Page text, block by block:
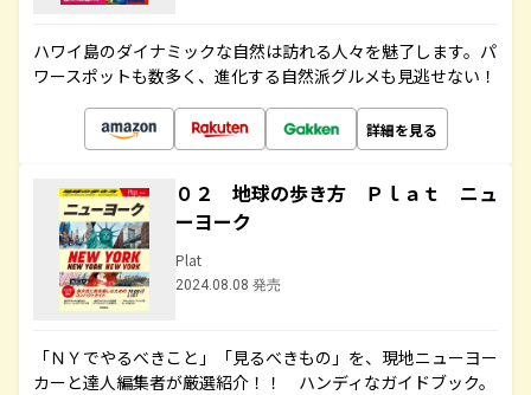
ハワイ島のダイナミックな自然は訪れる人々を魅了します。パ
ワースポットも数多く、進化する自然派グルメも見逃せない！
詳細を見る
０２ 地球の歩き方 Ｐｌａｔ ニュ
ーヨーク
Plat
2024.08.08 発売
「ＮＹでやるべきこと」「見るべきもの」を、現地ニューヨー
カーと達人編集者が厳選紹介！！ ハンディなガイドブック。